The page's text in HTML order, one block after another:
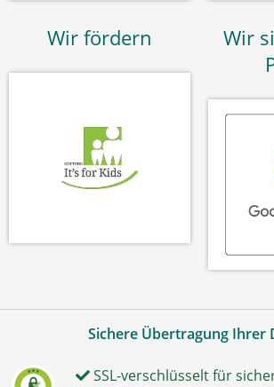
Wir fördern
Wir
Sichere Übertragung Ihrer
SSL-verschlüsselt für